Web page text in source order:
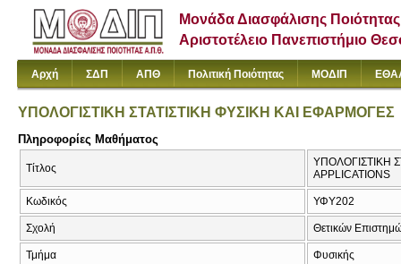
Μονάδα Διασφάλισης Ποιότητας
Αριστοτέλειο Πανεπιστήμιο
Αρχή ΣΔΠ ΑΠΘ Πολιτική Ποιότητας ΜΟΔΙΠ
ΥΠΟΛΟΓΙΣΤΙΚΗ ΣΤΑΤΙΣΤΙΚΗ ΦΥΣΙΚΗ ΚΑΙ ΕΦΑΡΜΟΓΕΣ
Πληροφορίες Μαθήματος
Τίτλος
ΥΠΟΛΟΓΙΣΤΙΚΗ
APPLICATIONS
Κωδικός ΥΦΥ202
Σχολή Θετικών
Τμήμα Φυσικής